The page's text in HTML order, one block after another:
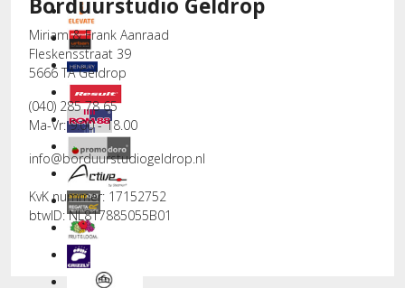
Borduurstudio Geldrop
Miriam & Frank Aanraad
Fleskensstraat 39
5666 TA Geldrop
(040) 285 78 65
Ma-Vr: 9.00 - 18.00
info@borduurstudiogeldrop.nl
KvK nummer: 17152752
btwID: NL817885055B01